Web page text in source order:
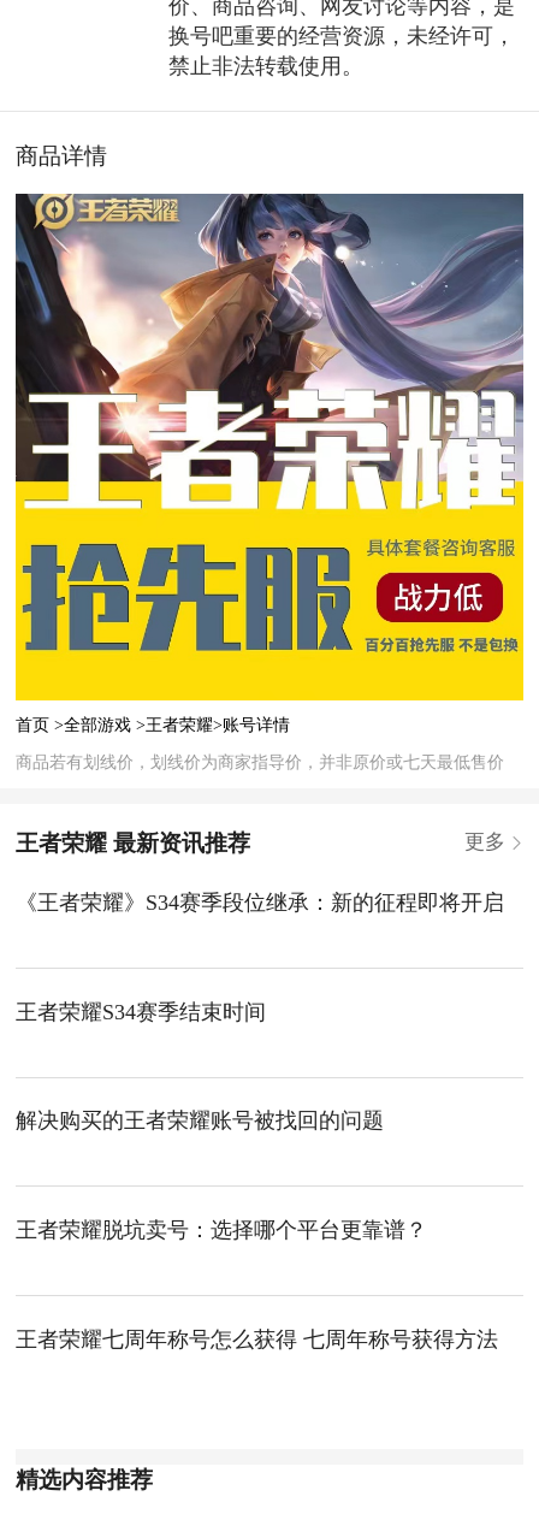
价、商品咨询、网友讨论等内容，是
换号吧重要的经营资源，未经许可，
禁止非法转载使用。
商品详情
首页 >全部游戏 >王者荣耀>账号详情
商品若有划线价，划线价为商家指导价，并非原价或七天最低售价
王者荣耀 最新资讯推荐 更多
《王者荣耀》S34赛季段位继承：新的征程即将开启
王者荣耀S34赛季结束时间
解决购买的王者荣耀账号被找回的问题
王者荣耀脱坑卖号：选择哪个平台更靠谱？
王者荣耀七周年称号怎么获得 七周年称号获得方法
精选内容推荐